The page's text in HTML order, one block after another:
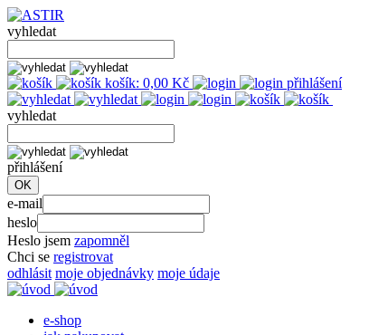
vyhledat
košík: 0,00 Kč přihlášení
vyhledat
přihlášení
e-mail
heslo
Heslo jsem zapomněl
Chci se registrovat
odhlásit moje objednávky moje údaje
e-shop